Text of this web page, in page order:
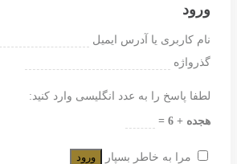
ورود
نام کاربری یا آدرس ایمیل
گذرواژه
لطفا پاسخ را به عدد انگلیسی وارد کنید:
هجده + 6 =
مرا به خاطر بسپار
ورود